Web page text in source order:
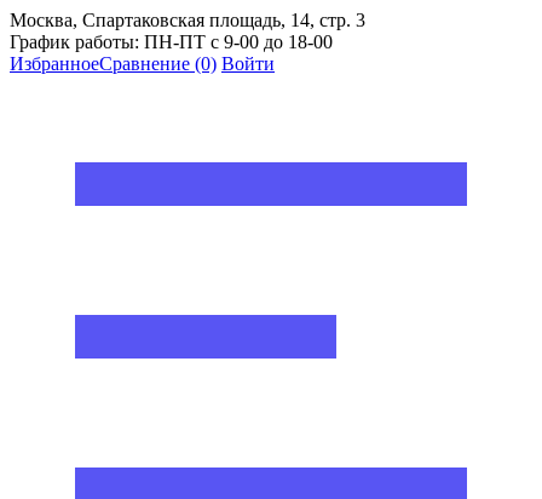
Москва, Спартаковская площадь, 14, стр. 3
График работы: ПН-ПТ с 9-00 до 18-00
ИзбранноеСравнение (0) Войти